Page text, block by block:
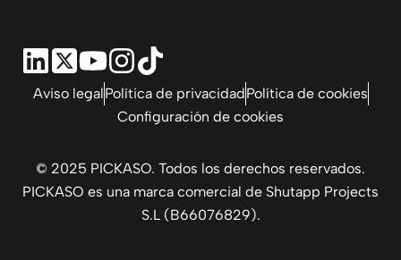
Aviso legalPolítica de privacidadPolítica de cookies
Configuración de cookies
© 2025 PICKASO. Todos los derechos reservados.
PICKASO es una marca comercial de Shutapp Projects
S.L (B66076829).